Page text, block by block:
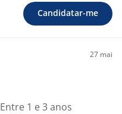
Candidatar-me
27 mai
Entre 1 e 3 anos